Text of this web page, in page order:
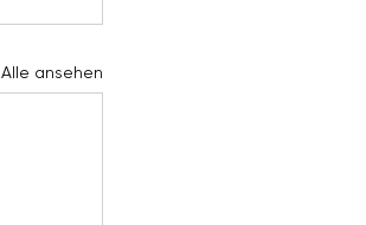
Alle ansehen